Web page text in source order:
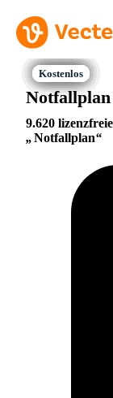
9.620
Notfallplan